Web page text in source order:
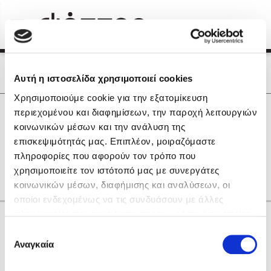
Αυτή η ιστοσελίδα χρησιμοποιεί cookies
Χρησιμοποιούμε cookie για την εξατομίκευση
περιεχομένου και διαφημίσεων, την παροχή λειτουργιών
κοινωνικών μέσων και την ανάλυση της
επισκεψιμότητάς μας. Επιπλέον, μοιραζόμαστε
πληροφορίες που αφορούν τον τρόπο που
χρησιμοποιείτε τον ιστότοπό μας με συνεργάτες
κοινωνικών μέσων, διαφήμισης και αναλύσεων, οι
οποίοι ενδεχομένως να τις συνδυάσουν με άλλες
των υπηρεσιών τους. Αν συνεχίσετε να χρησιμοποιείτε
την ιστοσελίδα μας, συναινείτε στη χρήση των cookies
συγκατάθεσης
Αναγκαία
Κλείσιμο
Δημοφιλή Βιβλία
Lidia Branković
Το ξενοδοχείο των συναισθημάτων
Αρχική | Οι Συγγραφείς μας
Οι Συγγραφείς μας
Αποτελέσματα
C D V Δ Θ Ι Κ Ξ Ο
other